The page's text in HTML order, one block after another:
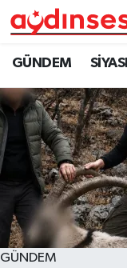
GÜNDEM
GÜNDEM
GÜNDEM
SİYASET
EKONOMİ
DÜNYA
SPOR
MAGAZİN
Nöbetçi
Hava
Aydin
Trafik
Süper Lig
Tüm